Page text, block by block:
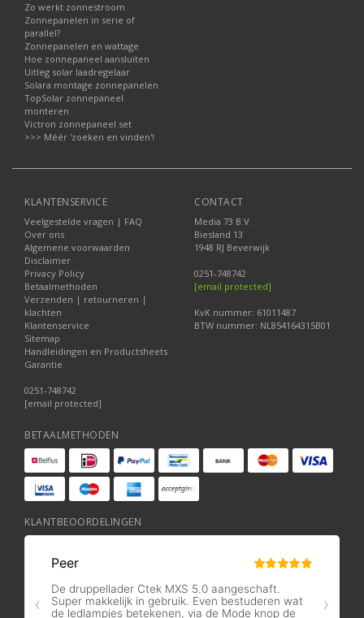
Zo werkt zonnestroom
Zonnepanelen in serie of
parallel?
Zonnepanelen en wattage
Hoe zonnepaneel aansluiten
Uitleg solar laadregelaar
Solara montage zonnepanelen
TopSolar zonnepaneel
monteren
Victron zonnepaneel set
>>> Méér 'zoeken en vinden'!
KLANTENSERVICE
Veelgestelde vragen | FAQ
Over ons
Algemene voorwaarden
Disclaimer
Privacy Policy
Betaalmethoden
Verzenden | retourneren |
klachten
Klantenservice
Sitemap
Handleidingen en Productsheets
Garantie
0251-748742
[email protected]
CONTACT
Media 73 B.V.
Biesland 13
1948 RJ Beverwijk
0251-748742
[email protected]
KvK nummer: 61011487
BTW nummer: NL854164315B01
BETAALMETHODEN
KLANTBEOORDELINGEN